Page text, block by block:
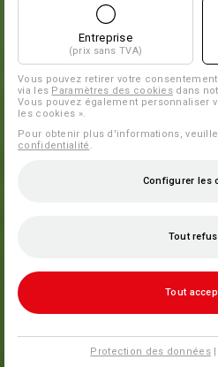
Entreprise
(prix sans TVA)
Vous pouvez retirer votre
via les Paramètres des cookies dans
Vous pouvez également personnaliser
les cookies ».
Pour obtenir plus d'informations,
confidentialité
Configurer les
Tout
Tout
Protection des données|